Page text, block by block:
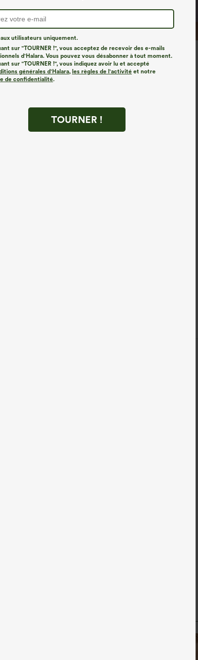
utilisateurs uniquement.
sur "TOURNER !", vous acceptez de recevoir des e-mails
d'Halara. Vous pouvez vous désabonner à tout moment.
sur "TOURNER !", vous indiquez avoir lu et accepté
générales d'Halara, les règles de l'activité et notre
de confidentialité.
TOURNER !